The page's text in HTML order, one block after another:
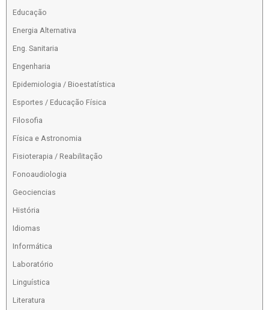
Educação
Energia Alternativa
Eng. Sanitaria
Engenharia
Epidemiologia / Bioestatística
Esportes / Educação Física
Filosofia
Física e Astronomia
Fisioterapia / Reabilitação
Fonoaudiologia
Geociencias
História
Idiomas
Informática
Laboratório
Linguística
Literatura